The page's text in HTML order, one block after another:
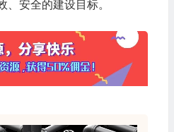
安全的建设目标。